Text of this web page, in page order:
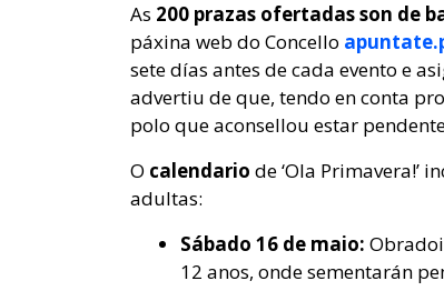
As 200 prazas ofertadas son de
páxina web do Concello
sete días antes de cada evento e
advertiu de que, tendo en conta
polo que aconsellou estar
O calendario de ‘Ola Primavera!’
adultas:
Sábado 16 de maio:
12 anos, onde sementarán